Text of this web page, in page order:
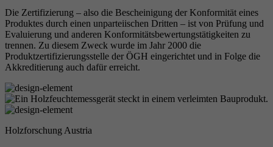
Die Zertifizierung – also die Bescheinigung der Konformität eines
Produktes durch einen unparteiischen Dritten – ist von Prüfung und
Evaluierung und anderen Konformitätsbewertungstätigkeiten zu
trennen. Zu diesem Zweck wurde im Jahr 2000 die
Produktzertifizierungsstelle der ÖGH eingerichtet und in Folge die
Akkreditierung auch dafür erreicht.
Holzforschung Austria